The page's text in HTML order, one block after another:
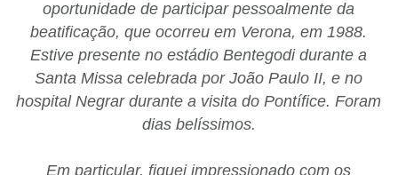
oportunidade de participar pessoalmente da
beatificação, que ocorreu em Verona, em 1988.
Estive presente no estádio Bentegodi durante a
Santa Missa celebrada por João Paulo II, e no
hospital Negrar durante a visita do Pontífice. Foram
dias belíssimos.
Em particular, fiquei impressionado com os